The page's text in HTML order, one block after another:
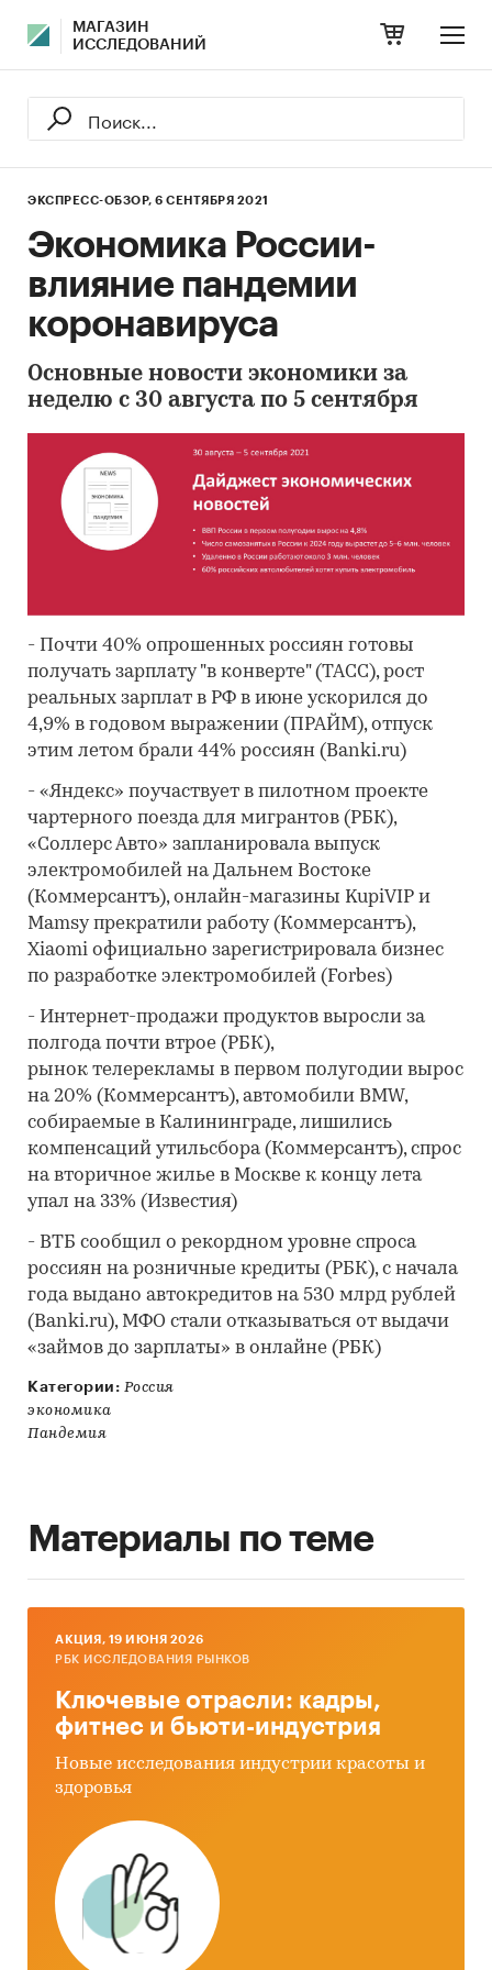
МАГАЗИН
ИССЛЕДОВАНИЙ
ЭКСПРЕСС-ОБЗОР, 6 СЕНТЯБРЯ 2021
Экономика России-
влияние пандемии
коронавируса
Основные новости экономики за
неделю с 30 августа по 5 сентября
- Почти 40% опрошенных россиян готовы
получать зарплату "в конверте" (ТАСС), рост
реальных зарплат в РФ в июне ускорился до
4,9% в годовом выражении (ПРАЙМ), отпуск
этим летом брали 44% россиян (Banki.ru)
- «Яндекс» поучаствует в пилотном проекте
чартерного поезда для мигрантов (РБК),
«Соллерс Авто» запланировала выпуск
электромобилей на Дальнем Востоке
(Коммерсантъ), онлайн-магазины KupiVIP и
Mamsy прекратили работу (Коммерсантъ),
Xiaomi официально зарегистрировала бизнес
по разработке электромобилей (Forbes)
- Интернет-продажи продуктов выросли за
полгода почти втрое (РБК),
рынок телерекламы в первом полугодии вырос
на 20% (Коммерсантъ), автомобили BMW,
собираемые в Калининграде, лишились
компенсаций утильсбора (Коммерсантъ), спрос
на вторичное жилье в Москве к концу лета
упал на 33% (Известия)
- ВТБ сообщил о рекордном уровне спроса
россиян на розничные кредиты (РБК), с начала
года выдано автокредитов на 530 млрд рублей
(Banki.ru), МФО стали отказываться от выдачи
«займов до зарплаты» в онлайне (РБК)
Категории: Россия
экономика
Пандемия
Материалы по теме
AКЦИЯ, 19 ИЮНЯ 2026
РБК ИССЛЕДОВАНИЯ РЫНКОВ
Ключевые отрасли: кадры,
фитнес и бьюти-индустрия
Новые исследования индустрии красоты и
здоровья